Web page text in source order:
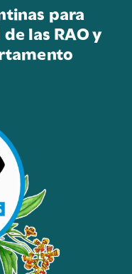
para
las RAO y